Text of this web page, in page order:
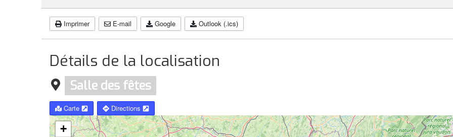
Imprimer E-mail Google Outlook (.ics)
Détails de la localisation
Salle des fêtes
Carte Directions
+